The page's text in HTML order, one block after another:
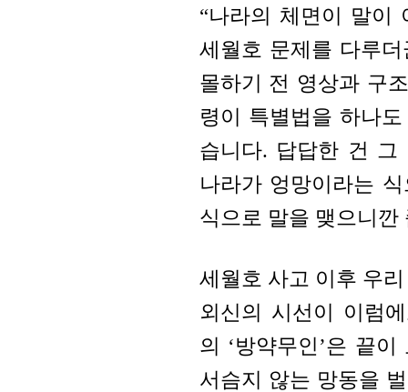
“나라의 체면이 말이
세월호 문제를 다루
몰하기 전 영상과 구
령이 특별법을 하나
습니다. 답답한 건 그
나라가 엉망이라는
식으로 말을 맺으니깐
세월호 사고 이후 우
외신의 시선이 이럼
의 ‘방약무인’은 끝
서슴지 않는 망동을